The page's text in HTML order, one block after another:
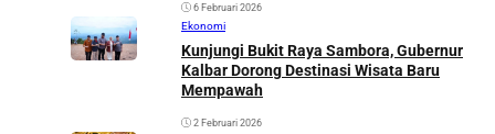
6 Februari 2026
Ekonomi
Kunjungi Bukit Raya Sambora, Gubernur
Kalbar Dorong Destinasi Wisata Baru
Mempawah
2 Februari 2026